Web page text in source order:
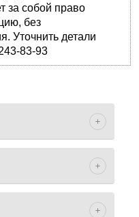
за собой право
без
Уточнить детали
83-93